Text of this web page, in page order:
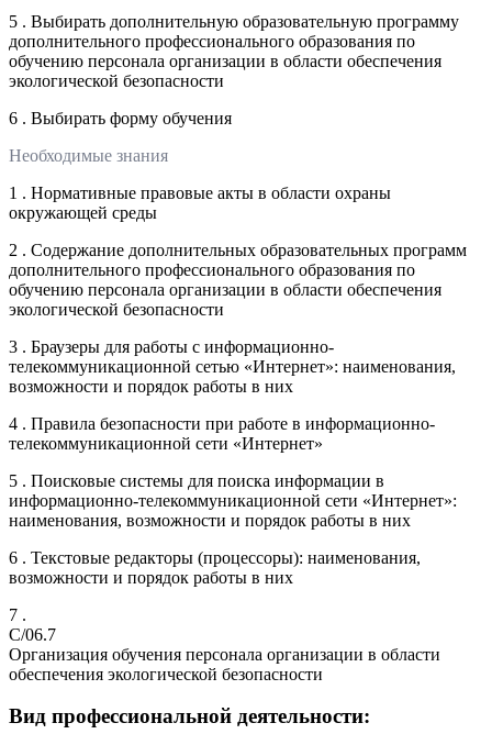
5 . Выбирать дополнительную образовательную программу
дополнительного профессионального образования по
обучению персонала организации в области обеспечения
экологической безопасности
6 . Выбирать форму обучения
Необходимые знания
1 . Нормативные правовые акты в области охраны
окружающей среды
2 . Содержание дополнительных образовательных программ
дополнительного профессионального образования по
обучению персонала организации в области обеспечения
экологической безопасности
3 . Браузеры для работы с информационно-
телекоммуникационной сетью «Интернет»: наименования,
возможности и порядок работы в них
4 . Правила безопасности при работе в информационно-
телекоммуникационной сети «Интернет»
5 . Поисковые системы для поиска информации в
информационно-телекоммуникационной сети «Интернет»:
наименования, возможности и порядок работы в них
6 . Текстовые редакторы (процессоры): наименования,
возможности и порядок работы в них
7 .
C/06.7
Организация обучения персонала организации в области
обеспечения экологической безопасности
Вид профессиональной деятельности: